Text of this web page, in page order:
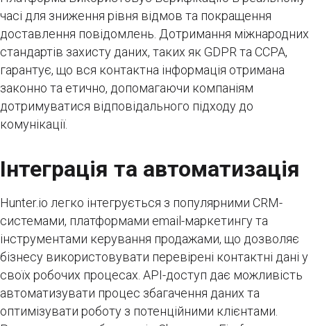
часі для зниження рівня відмов та покращення
доставлення повідомлень. Дотримання міжнародних
стандартів захисту даних, таких як GDPR та CCPA,
гарантує, що вся контактна інформація отримана
законно та етично, допомагаючи компаніям
дотримуватися відповідального підходу до
комунікації.
Інтеграція та автоматизація
Hunter.io легко інтегрується з популярними CRM-
системами, платформами email-маркетингу та
інструментами керування продажами, що дозволяє
бізнесу використовувати перевірені контактні дані у
своїх робочих процесах. API-доступ дає можливість
автоматизувати процес збагачення даних та
оптимізувати роботу з потенційними клієнтами.